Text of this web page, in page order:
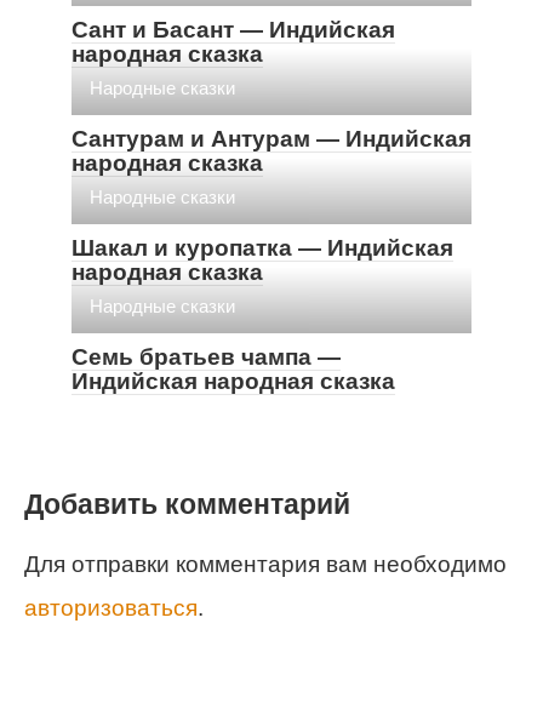
Сант и Басант — Индийская
народная сказка
Народные сказки
Сантурам и Антурам — Индийская
народная сказка
Народные сказки
Шакал и куропатка — Индийская
народная сказка
Народные сказки
Семь братьев чампа —
Индийская народная сказка
Добавить комментарий
Для отправки комментария вам необходимо
авторизоваться.